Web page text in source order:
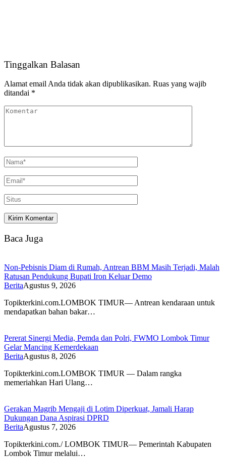
Tinggalkan Balasan
Alamat email Anda tidak akan dipublikasikan. Ruas yang wajib
ditandai *
Baca Juga
Non-Pebisnis Diam di Rumah, Antrean BBM Masih Terjadi, Malah
Ratusan Pendukung Bupati Iron Keluar Demo
BeritaAgustus 9, 2026
Topikterkini.com.LOMBOK TIMUR— Antrean kendaraan untuk
mendapatkan bahan bakar…
Pererat Sinergi Media, Pemda dan Polri, FWMO Lombok Timur
Gelar Mancing Kemerdekaan
BeritaAgustus 8, 2026
Topikterkini.com.LOMBOK TIMUR — Dalam rangka
memeriahkan Hari Ulang…
Gerakan Magrib Mengaji di Lotim Diperkuat, Jamali Harap
Dukungan Dana Aspirasi DPRD
BeritaAgustus 7, 2026
Topikterkini.com./ LOMBOK TIMUR— Pemerintah Kabupaten
Lombok Timur melalui…